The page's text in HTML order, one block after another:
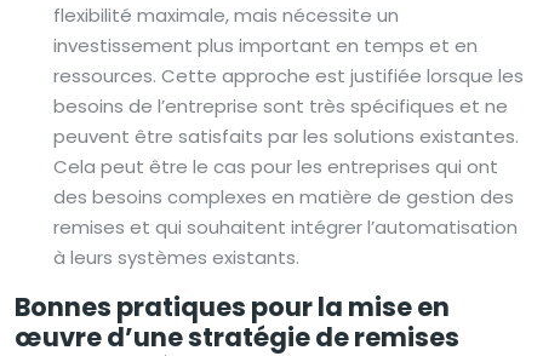
flexibilité maximale, mais nécessite un
investissement plus important en temps et en
ressources. Cette approche est justifiée lorsque les
besoins de l’entreprise sont très spécifiques et ne
peuvent être satisfaits par les solutions existantes.
Cela peut être le cas pour les entreprises qui ont
des besoins complexes en matière de gestion des
remises et qui souhaitent intégrer l’automatisation
à leurs systèmes existants.
Bonnes pratiques pour la mise en
œuvre d’une stratégie de remises